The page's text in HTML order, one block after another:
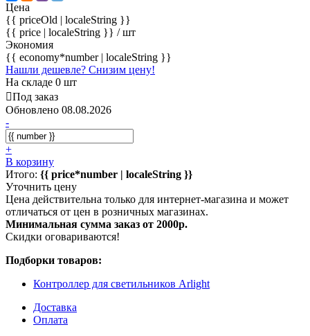
Цена
{{ priceOld | localeString }}
{{ price | localeString }} / шт
Экономия
{{ economy*number | localeString }}
Нашли дешевле? Снизим цену!
На складе 0 шт
Под заказ
Обновлено 08.08.2026
-
+
В корзину
Итого: {{ price*number | localeString }}
Уточнить цену
Цена действительна только для интернет-магазина и может
отличаться от цен в розничных магазинах.
Минимальная сумма заказ от 2000р.
Скидки оговариваются!
Подборки товаров:
Контроллер для светильников Arlight
Доставка
Оплата